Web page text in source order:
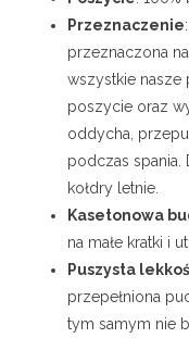
Przeznaczenie:
przeznaczona
wszystkie nasze
poszycie oraz
oddycha,
podczas spania.
kołdry letnie.
Kasetonowa
na małe kratki i
Puszysta
przepełniona
tym samym nie